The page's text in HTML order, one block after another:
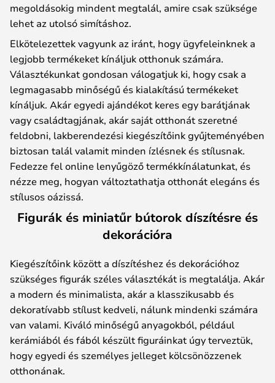
megoldásokig mindent megtalál, amire csak szüksége
lehet az utolsó simításhoz.
Elkötelezettek vagyunk az iránt, hogy ügyfeleinknek a
legjobb termékeket kínáljuk otthonuk számára.
Választékunkat gondosan válogatjuk ki, hogy csak a
legmagasabb minőségű és kialakítású termékeket
kínáljuk. Akár egyedi ajándékot keres egy barátjának
vagy családtagjának, akár saját otthonát szeretné
feldobni, lakberendezési kiegészítőink gyűjteményében
biztosan talál valamit minden ízlésnek és stílusnak.
Fedezze fel online lenyűgöző termékkínálatunkat, és
nézze meg, hogyan változtathatja otthonát elegáns és
stílusos oázissá.
Figurák és miniatűr bútorok díszítésre és
dekorációra
Kiegészítőink között a díszítéshez és dekorációhoz
szükséges figurák széles választékát is megtalálja. Akár
a modern és minimalista, akár a klasszikusabb és
dekoratívabb stílust kedveli, nálunk mindenki számára
van valami. Kiváló minőségű anyagokból, például
kerámiából és fából készült figuráinkat úgy terveztük,
hogy egyedi és személyes jelleget kölcsönözzenek
otthonának.